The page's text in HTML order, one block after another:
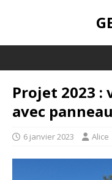
Projet 2023
avec
6 janvier 2023 Alice